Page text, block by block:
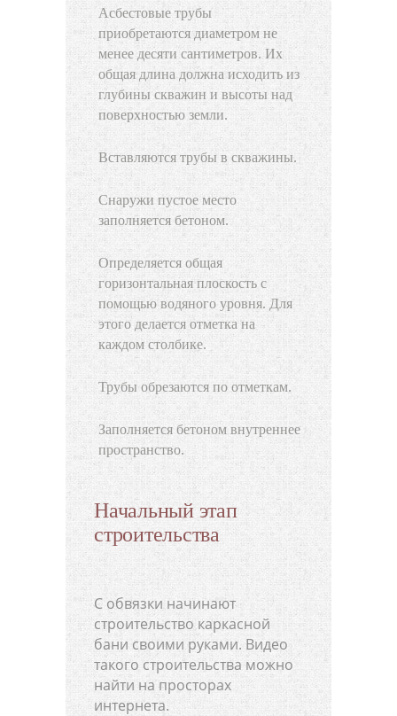
Асбестовые трубы
приобретаются диаметром не
менее десяти сантиметров. Их
общая длина должна исходить из
глубины скважин и высоты над
поверхностью земли.
Вставляются трубы в скважины.
Снаружи пустое место
заполняется бетоном.
Определяется общая
горизонтальная плоскость с
помощью водяного уровня. Для
этого делается отметка на
каждом столбике.
Трубы обрезаются по отметкам.
Заполняется бетоном внутреннее
пространство.
Начальный этап
строительства
С обвязки начинают
строительство каркасной
бани своими руками. Видео
такого строительства можно
найти на просторах
интернета.